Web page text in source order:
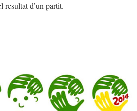
resultat d’un partit.